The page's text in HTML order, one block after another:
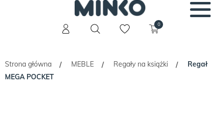
0
Strona główna / MEBLE / Regały na książki /
Regał
MEGA POCKET